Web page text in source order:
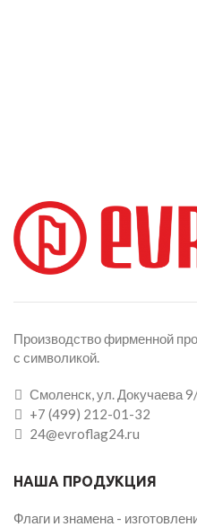
Производство фирменной
с символикой.
Смоленск, ул. Докучаева
+7 (499) 212-01-32
24@evroflag24.ru
НАША ПРОДУКЦИЯ
Флаги и знамена -